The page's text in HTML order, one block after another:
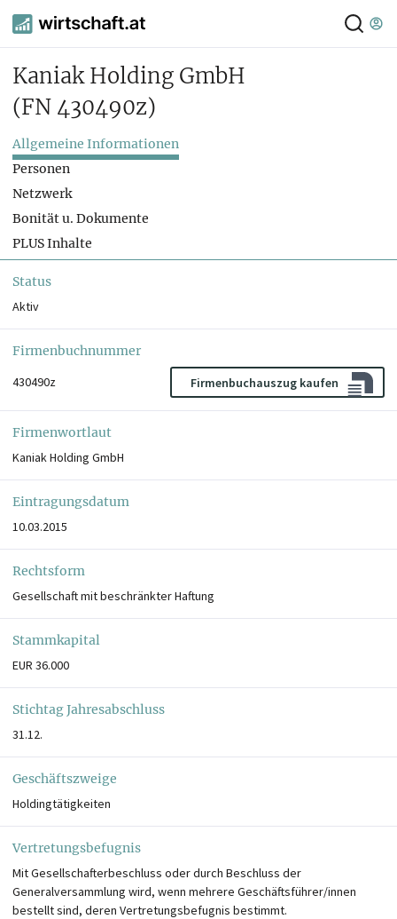
Kaniak Holding GmbH
(FN 430490z)
Allgemeine Informationen
Personen
Netzwerk
Bonität u. Dokumente
PLUS Inhalte
Status
Aktiv
Firmenbuchnummer
430490z
Firmenbuchauszug kaufen
Firmenwortlaut
Kaniak Holding GmbH
Eintragungsdatum
10.03.2015
Rechtsform
Gesellschaft mit beschränkter Haftung
Stammkapital
EUR 36.000
Stichtag Jahresabschluss
31.12.
Geschäftszweige
Holdingtätigkeiten
Vertretungsbefugnis
Mit Gesellschafterbeschluss oder durch Beschluss der
Generalversammlung wird, wenn mehrere Geschäftsführer/innen
bestellt sind, deren Vertretungsbefugnis bestimmt.